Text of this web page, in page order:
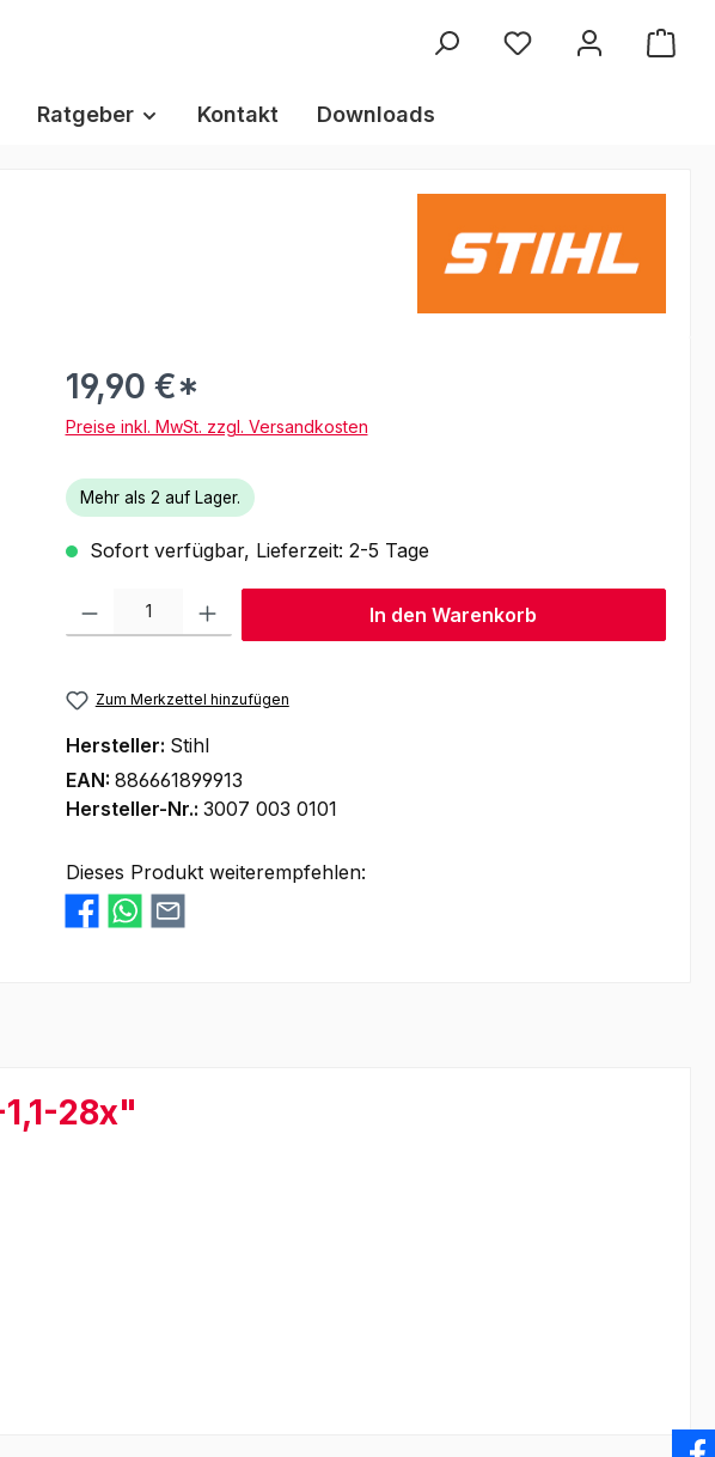
Ratgeber Kontakt Downloads
19,90 €*
Preise inkl. MwSt. zzgl. Versandkosten
Mehr als 2 auf Lager.
Sofort verfügbar, Lieferzeit: 2-5 Tage
Produkt Anzahl: Gib den gewünschten Wert ein oder benutze die Schaltflächen
In den Warenkorb
Zum Merkzettel hinzufügen
Hersteller: Stihl
EAN: 886661899913
Hersteller-Nr.: 3007 003 0101
Dieses Produkt weiterempfehlen:
28x"